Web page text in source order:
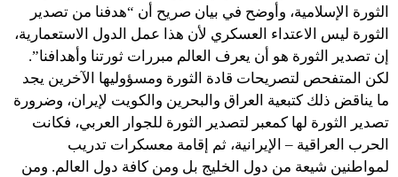
الثورة الإسلامية، وأوضح في بيان صريح أن “هدفنا من تصدير
الثورة ليس الاعتداء العسكري لأن هذا عمل الدول الاستعمارية،
إن تصدير الثورة هو أن يعرف العالم مبررات ثورتنا وأهدافنا”.
لكن المتفحص لتصريحات قادة الثورة ومسؤوليها الآخرين يجد
ما يناقض ذلك كتبعية العراق والبحرين والكويت لإيران، وضرورة
تصدير الثورة لها كمعبر لتصدير الثورة للجوار العربي، فكانت
الحرب العراقية – الإيرانية، ثم إقامة معسكرات تدريب
لمواطنين شيعة من دول الخليج بل ومن كافة دول العالم. ومن